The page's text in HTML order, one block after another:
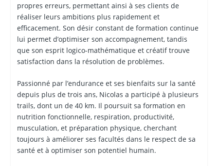
propres erreurs, permettant ainsi à ses clients de
réaliser leurs ambitions plus rapidement et
efficacement. Son désir constant de formation continue
lui permet d’optimiser son accompagnement, tandis
que son esprit logico-mathématique et créatif trouve
satisfaction dans la résolution de problèmes.
Passionné par l’endurance et ses bienfaits sur la santé
depuis plus de trois ans, Nicolas a participé à plusieurs
trails, dont un de 40 km. Il poursuit sa formation en
nutrition fonctionnelle, respiration, productivité,
musculation, et préparation physique, cherchant
toujours à améliorer ses facultés dans le respect de sa
santé et à optimiser son potentiel humain.